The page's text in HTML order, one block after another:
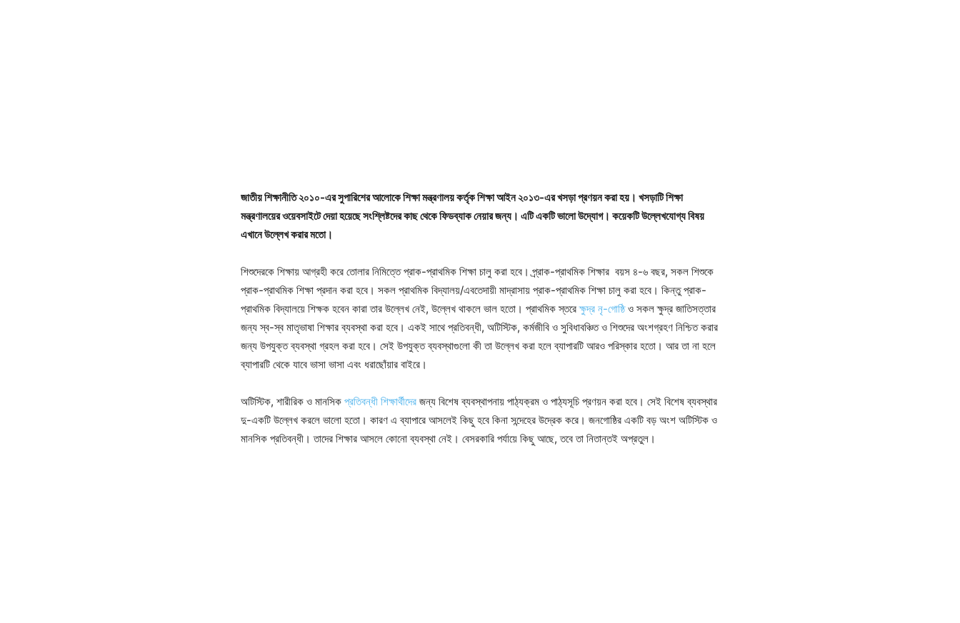
জাতীয় শিক্ষানীতি ২০১০-এর সুপারিশের আলোকে শিক্ষা মন্ত্রণালয় কর্তৃক শিক্ষা আইন ২০১৩-এর খসড়া প্রণয়ন করা হয়। খসড়াটি শিক্ষা
মন্ত্রণালয়ের ওয়েবসাইটে দেয়া হয়েছে সংশ্লিষ্টদের কাছ থেকে ফিডব্যাক নেয়ার জন্য। এটি একটি ভালো উদ্যোগ। কয়েকটি উল্লেখযোগ্য বিষয়
এখানে উল্লেখ করার মতো।
শিশুদেরকে শিক্ষায় আগ্রহী করে তোলার নিমিত্তে প্রাক-প্রাথমিক শিক্ষা চালু করা হবে। প্র্রাক-প্রাথমিক শিক্ষার বয়স ৪-৬ বছর, সকল শিশুকে
প্রাক-প্রাথমিক শিক্ষা প্রদান করা হবে। সকল প্রাথমিক বিদ্যালয়/এবতেদায়ী মাদ্রাসায় প্রাক-প্রাথমিক শিক্ষা চালু করা হবে। কিন্তু প্রাক-
প্রাথমিক বিদ্যালয়ে শিক্ষক হবেন কারা তার উল্লেখ নেই, উল্লেখ থাকলে ভাল হতো। প্রাথমিক স্তরেক্ষুদ্র নৃ-গোষ্ঠিও সকল ক্ষুদ্র জাতিসত্তার
জন্য স্ব-স্ব মাতৃভাষা শিক্ষার ব্যবস্থা করা হবে। একই সাথে প্রতিবন্ধী, অটিস্টিক, কর্মজীবি ও সুবিধাবঞ্চিত ও শিশুদের অংশগ্রহণ নিশ্চিত করার
জন্য উপযুক্ত ব্যবস্থা গ্রহল করা হবে। সেই উপযুক্ত ব্যবস্থাগুলো কী তা উল্লেখ করা হলে ব্যাপারটি আরও পরিস্কার হতো। আর তা না হলে
ব্যাপারটি থেকে যাবে ভাসা ভাসা এবং ধরাছোঁয়ার বাইরে।
অটিস্টিক, শারীরিক ও মানসিক প্রতিবন্ধী শিক্ষার্থীদের জন্য বিশেষ ব্যবস্থাপনায় পাঠ্যক্রম ও পাঠ্যসূচি প্রণয়ন করা হবে। সেই বিশেষ ব্যবস্থার
দু-একটি উল্লেখ করলে ভালো হতো। কারণ এ ব্যাপারে আসলেই কিছু হবে কিনা সন্দেহের উদ্রেক করে। জনগোষ্ঠির একটি বড় অংশ অটিস্টিক ও
মানসিক প্রতিবন্ধী। তাদের শিক্ষার আসলে কোনো ব্যবস্থা নেই। বেসরকারি পর্যায়ে কিছু আছে, তবে তা নিতান্তই অপ্রতুল।